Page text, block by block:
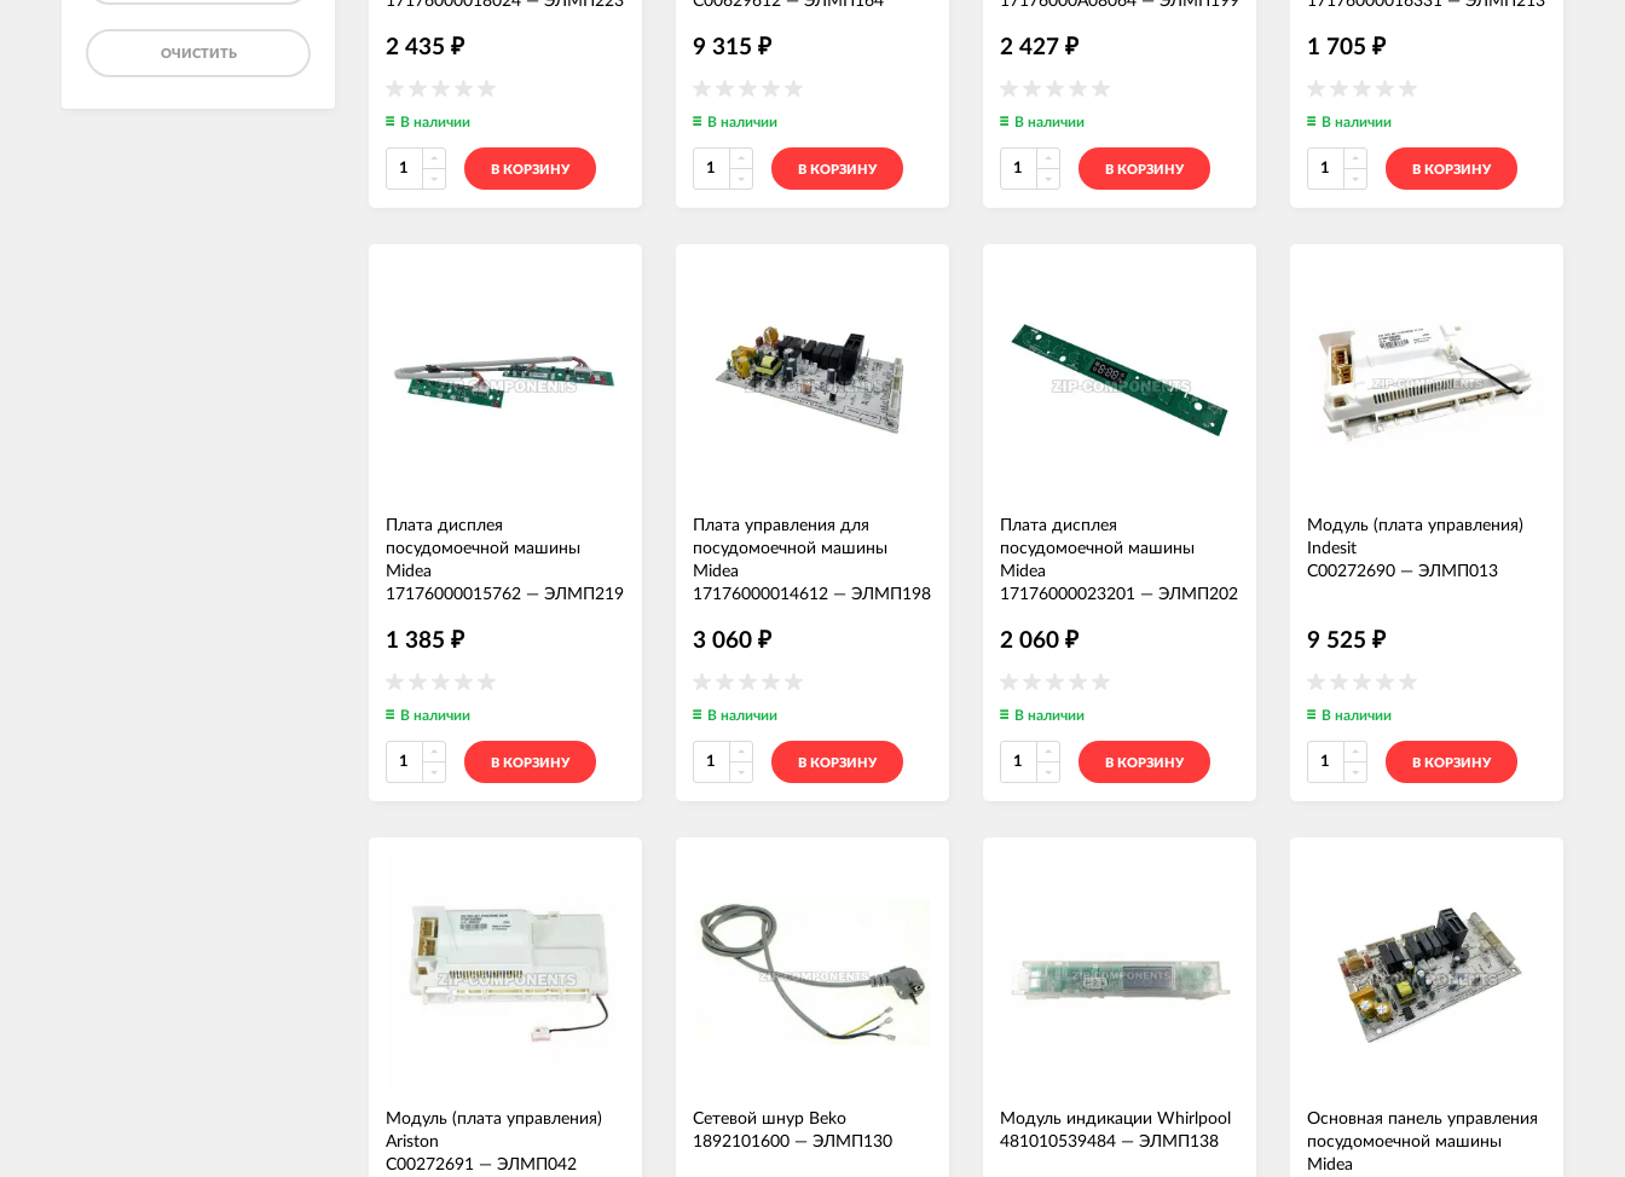
ОЧИСТИТЬ 2 435 ₽
В наличии
В КОРЗИНУ
9 315 ₽
В наличии
В КОРЗИНУ
2 427 ₽
В наличии
В КОРЗИНУ
1 705 ₽
В наличии
В КОРЗИНУ
Плата дисплея
посудомоечной машины
Midea
17176000015762 — ЭЛМП219
1 385 ₽
В наличии
В КОРЗИНУ
Плата управления для
посудомоечной машины
Midea
17176000014612 — ЭЛМП198
3 060 ₽
В наличии
В КОРЗИНУ
Плата дисплея
посудомоечной машины
Midea
17176000023201
— ЭЛМП202
2 060 ₽
В наличии
В КОРЗИНУ
Модуль (плата управления)
Indesit
C00272690 — ЭЛМП013
9 525 ₽
В наличии
В КОРЗИНУ
Модуль (плата управления)
Ariston
C00272691
— ЭЛМП042
Сетевой шнур Beko
1892101600 — ЭЛМП130
Модуль индикации Whirlpool
481010539484 — ЭЛМП138
Основная панель управления
посудомоечной машины
Midea